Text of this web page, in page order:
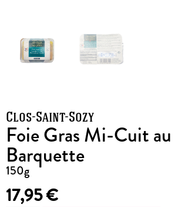
Clos-Saint-Sozy
Foie Gras Mi-Cuit
Barquette
150g
17,95€